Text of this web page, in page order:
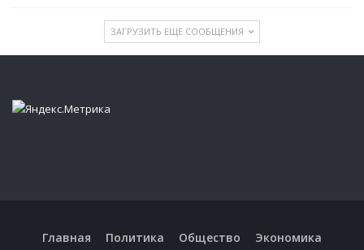
ЗАГРУЗИТЬ ЕЩЕ СООБЩЕНИЯ
Главная Политика Общество Экономика